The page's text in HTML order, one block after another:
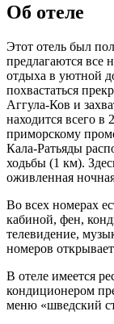
Об отеле
Этот отель был
предлагаются все
отдыха в уютной
похвастаться
Аггула-Ков и
находится всего
приморскому
Кала-Ратьяды
ходьбы (1 км).
оживленная
Во всех номерах
кабиной, фен,
телевидение,
номеров
В отеле имеется
кондиционером
меню «шведский